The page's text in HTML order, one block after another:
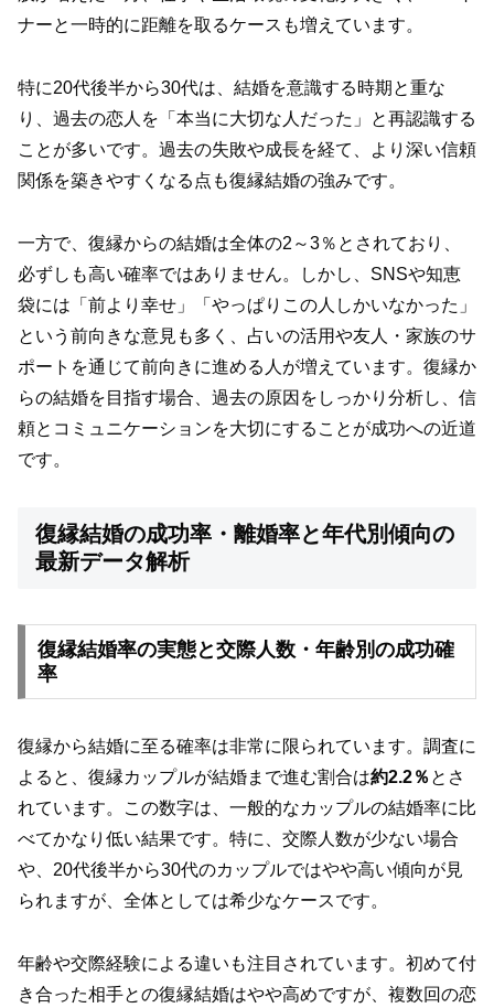
ナーと一時的に距離を取るケースも増えています。
特に20代後半から30代は、結婚を意識する時期と重な
り、過去の恋人を「本当に大切な人だった」と再認識する
ことが多いです。過去の失敗や成長を経て、より深い信頼
関係を築きやすくなる点も復縁結婚の強みです。
一方で、復縁からの結婚は全体の2～3％とされており、
必ずしも高い確率ではありません。しかし、SNSや知恵
袋には「前より幸せ」「やっぱりこの人しかいなかった」
という前向きな意見も多く、占いの活用や友人・家族のサ
ポートを通じて前向きに進める人が増えています。復縁か
らの結婚を目指す場合、過去の原因をしっかり分析し、信
頼とコミュニケーションを大切にすることが成功への近道
です。
復縁結婚の成功率・離婚率と年代別傾向の
最新データ解析
復縁結婚率の実態と交際人数・年齢別の成功確
率
復縁から結婚に至る確率は非常に限られています。調査に
よると、復縁カップルが結婚まで進む割合は約2.2％ とさ
れています。この数字は、一般的なカップルの結婚率に比
べてかなり低い結果です。特に、交際人数が少ない場合
や、20代後半から30代のカップルではやや高い傾向が見
られますが、全体としては希少なケースです。
年齢や交際経験による違いも注目されています。初めて付
き合った相手との復縁結婚はやや高めですが、複数回の恋